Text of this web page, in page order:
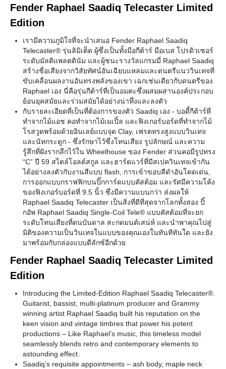
Fender Raphael Saadiq Telecaster Limited
Edition
เรามีความภูมิใจที่จะนำเสนอ Fender Raphael Saadiq
Telecaster® รุ่นลิมิเต็ด ผู้ซึ่งเป็นทั้งมือกีต้าร์ มือเบส โปรดิวเซอร์
ระดับมัลติแพลตตินัม และผู้ชนะรางวัลแกรมมี่ Raphael Saadiq
สร้างชื่อเสียงจากวิสัยทัศน์อันเฉียบแหลมและดนตรีแนววินเทจที่
ขับเคลื่อนผลงานอันทรงพลังของเขา เฉกเช่นเดียวกับดนตรีของ
Raphael เอง นี่คือรุ่นกีต้าร์ที่เป็นอมตะซึ่งผสมผสานองค์ประกอบ
ย้อนยุคสมัยและร่วมสมัยได้อย่างน่าทึ่งและลงตัว
กับรายละเอียดที่เป็นที่ต้องการของตัว Saadiq เอง - บอดี้กีต้าร์ที่
ทำจากไม้แอช คอทำจากไม้เมเปิ้ล และฟิงเกอร์บอร์ดที่ทำจากไม้
โรสวูดพร้อมด้วยอินเลย์แบบจุด Clay, เฟรตทรงสูงแบบวินเทจ
และนัทกระดูก - ซึ่งรักษาไว้ซึ่งโทนเสียง รูปลักษณ์ และความ
รู้สึกที่ฝังรากลึกไว้ใน Wheelhouse ของ Fender ส่วนคอมีรูปทรง
“C” ปี 59 สไตล์โอลด์สกูล และฮาร์ดแวร์ที่มีสเปควินเทจเข้ากัน
ได้อย่างลงตัวกับงานสีแบบ flash, การเข้าขอบสีดำอันโดดเด่น,
การออกแบบกราฟฟิกบนปิ๊กการ์ดแบบคัสต้อม และรัศมีความโค้ง
ของฟิงเกอร์บอร์ดที่ 9.5 นิ้ว ซึ่งมีความแบนกว่า ส่งผลให้
Raphael Saadiq Telecaster เป็นสิ่งที่ดีที่สุดจากโลกทั้งสอง ปิ๊
กอัพ Raphael Saadiq Single-Coil Tele® แบบคัสต้อมที่จะยก
ระดับโทนเสียงที่ดนบันดาล สะกดมนต์เสน่ห์ และนำพาคุณไปสู่
มิติของความเป็นวินเทจในแบบของคุณเองในทันทีทันใด และยัง
มาพร้อมกับกล่องแบบดีลักซ์อีกด้วย
Fender Raphael Saadiq Telecaster Limited
Edition
Introducing the Limited-Edition Raphael Saadiq Telecaster®.
Guitarist, bassist, multi-platinum producer and Grammy
winning artist Raphael Saadiq built his reputation on the
keen vision and vintage timbres that power his potent
productions – Like Raphael’s music, this timeless model
seamlessly blends retro and contemporary elements to
astounding effect.
Saadiq’s requisite appointments – ash body, maple neck